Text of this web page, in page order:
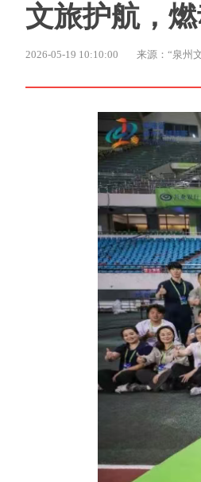
文旅护航，
2026-05-19 10:10:00 来源：“泉州